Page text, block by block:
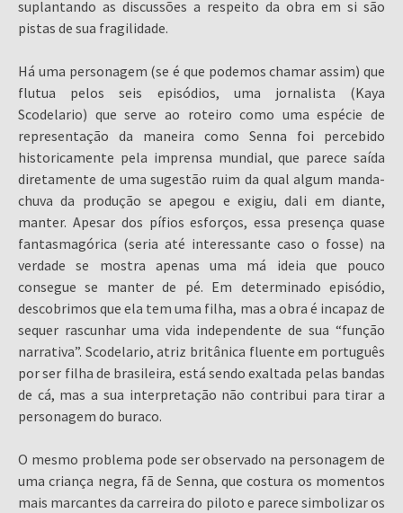
suplantando as discussões a respeito da obra em si são
pistas de sua fragilidade.
Há uma personagem (se é que podemos chamar assim) que
flutua pelos seis episódios, uma jornalista (Kaya
Scodelario) que serve ao roteiro como uma espécie de
representação da maneira como Senna foi percebido
historicamente pela imprensa mundial, que parece saída
diretamente de uma sugestão ruim da qual algum manda-
chuva da produção se apegou e exigiu, dali em diante,
manter. Apesar dos pífios esforços, essa presença quase
fantasmagórica (seria até interessante caso o fosse) na
verdade se mostra apenas uma má ideia que pouco
consegue se manter de pé. Em determinado episódio,
descobrimos que ela tem uma filha, mas a obra é incapaz de
sequer rascunhar uma vida independente de sua “função
narrativa”. Scodelario, atriz britânica fluente em português
por ser filha de brasileira, está sendo exaltada pelas bandas
de cá, mas a sua interpretação não contribui para tirar a
personagem do buraco.
O mesmo problema pode ser observado na personagem de
uma criança negra, fã de Senna, que costura os momentos
mais marcantes da carreira do piloto e parece simbolizar os